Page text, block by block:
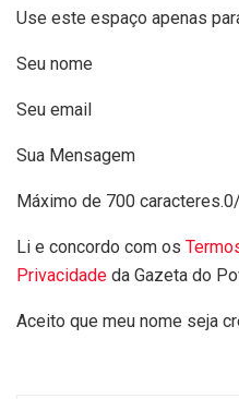
Use este espaço apenas
Seu nome
Seu email
Sua Mensagem
Máximo de 700 caracteres.
Li e concordo com os
Privacidade da Gazeta do
Aceito que meu nome seja